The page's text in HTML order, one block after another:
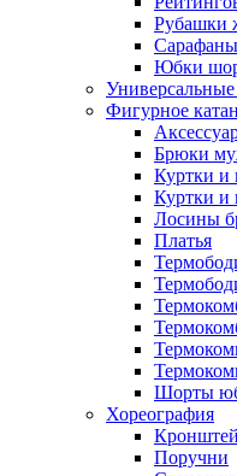
Рубашки
Юбки
Универсальные
Фигурное
Брюки
Куртки и
Куртки и
Лосины
Платья
Шорты
Хореография
Поручни